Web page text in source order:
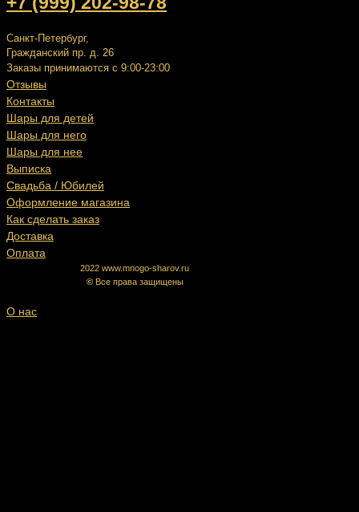
Санкт-Петербург,
Гражданский пр. д. 26
Заказы принимаются с 9:00-23:00
Отзывы
Контакты
Шары для детей
Шары для него
Шары для нее
Выписка
Свадьба / Юбилей
Оформление магазина
Как сделать заказ
Доставка
Оплата
2022 www.mnogo-sharov.ru
© Все права защищены
О нас